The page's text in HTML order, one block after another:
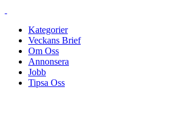
Kategorier
Veckans Brief
Om Oss
Annonsera
Jobb
Tipsa Oss